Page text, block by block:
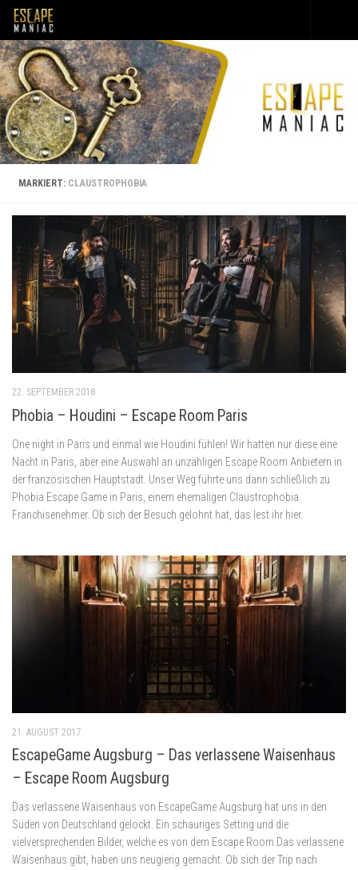
Unter dem Inhalt
MARKIERT: CLAUSTROPHOBIA
22. SEPTEMBER 2018
Phobia – Houdini – Escape Room Paris
One night in Paris und einmal wie Houdini fühlen! Wir hatten nur diese eine
Nacht in Paris, aber eine Auswahl an unzähligen Escape Room Anbietern in
der französischen Hauptstadt. Unser Weg führte uns dann schließlich zu
Phobia Escape Game in Paris, einem ehemaligen Claustrophobia
Franchisenehmer. Ob sich der Besuch gelohnt hat, das lest ihr hier.
21. AUGUST 2017
EscapeGame Augsburg – Das verlassene Waisenhaus
– Escape Room Augsburg
Das verlassene Waisenhaus von EscapeGame Augsburg hat uns in den
Süden von Deutschland gelockt. Ein schauriges Setting und die
vielversprechenden Bilder, welche es von dem Escape Room Das verlassene
Waisenhaus gibt, haben uns neugierig gemacht. Ob sich der Trip nach